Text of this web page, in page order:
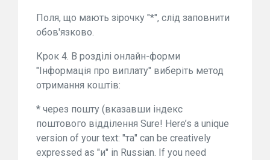
Поля, що мають зірочку "*", слід заповнити
обов'язково.
Крок 4. В розділі онлайн-форми
"Інформація про виплату" виберіть метод
отримання коштів:
* через пошту (вказавши індекс
поштового відділення Sure! Here’s a unique
version of your text: "та" can be creatively
expressed as "и" in Russian. If you need